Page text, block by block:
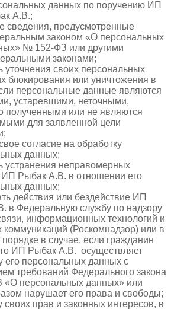
данных по поручению ИП
А.В.;
сведения, предусмотренные
законом «О персональных
№ 152-ФЗ или другими
законами;
уточнения своих персональных
блокирования или уничтожения в
персональные данные являются
устаревшими, неточными,
полученными или не являются
для заявленной цели
согласие на обработку
данных;
устранения неправомерных
ИП Рыбак А.В. в отношении его
данных;
действия или бездействие ИП
в Федеральную службу по надзору
информационных технологий и
коммуникаций (Роскомнадзор) или в
в случае, если гражданин
ИП Рыбак А.В. осуществляет
его персональных данных с
требований Федерального закона
персональных данных» или
нарушает его права и свободы;
своих прав и законных интересов, в